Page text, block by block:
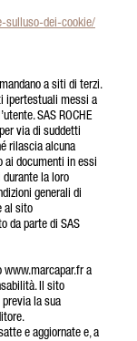
sulluso-dei-cookie/
a siti di terzi.
ipertestuali messi a
SAS ROCHE
via di suddetti
rilascia alcuna
ai documenti in essi
la loro
generali di
al sito
da parte di SAS
www.marcapar.fr a
Il sito
la sua
e aggiornate e, a